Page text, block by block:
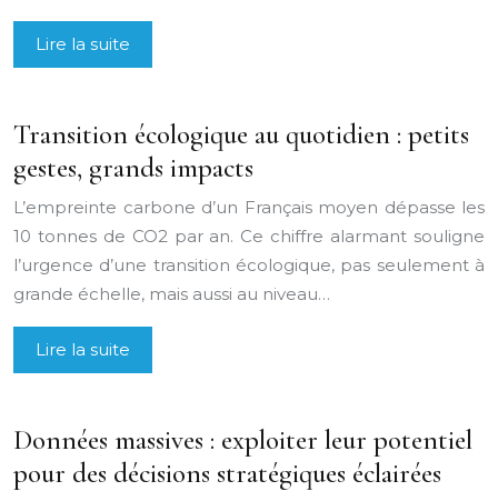
Lire la suite
Transition écologique au quotidien : petits
gestes, grands impacts
L’empreinte carbone d’un Français moyen dépasse les
10 tonnes de CO2 par an. Ce chiffre alarmant souligne
l’urgence d’une transition écologique, pas seulement à
grande échelle, mais aussi au niveau…
Lire la suite
Données massives : exploiter leur potentiel
pour des décisions stratégiques éclairées